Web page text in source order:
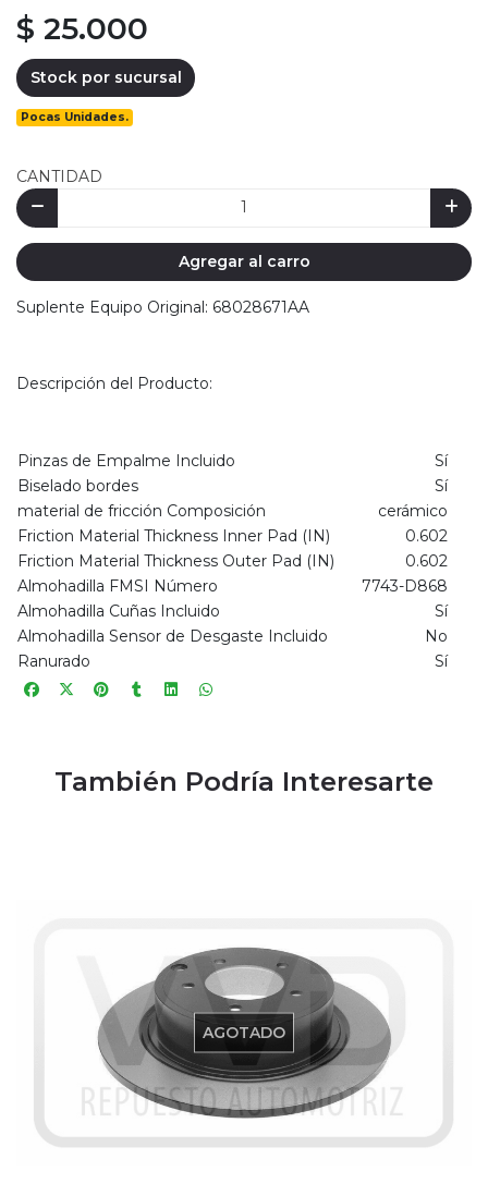
$ 25.000
Stock por sucursal
Pocas Unidades.
CANTIDAD
Agregar al carro
Suplente Equipo Original: 68028671AA
Descripción del Producto:
Pinzas de Empalme Incluido
Sí
Biselado bordes
Sí
material de fricción Composición
cerámico
Friction Material Thickness Inner Pad (IN)
0.602
Friction Material Thickness Outer Pad (IN)
0.602
Almohadilla FMSI Número
7743-D868
Almohadilla Cuñas Incluido
Sí
Almohadilla Sensor de Desgaste Incluido
No
Ranurado
Sí
También Podría Interesarte
AGOTADO